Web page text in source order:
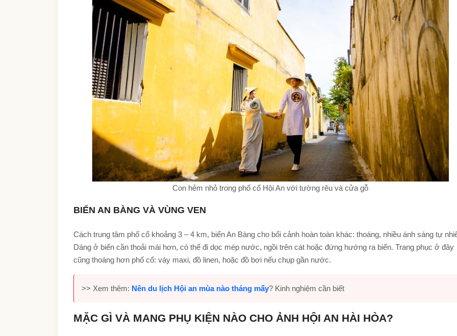
Con hẻm nhỏ trong phố cổ Hội An với tường rêu và cửa gỗ
BIỂN AN BÀNG VÀ VÙNG VEN
Cách trung tâm phố cổ khoảng 3 – 4 km, biển An Bàng cho bối cảnh hoàn toàn khác: thoáng, nhiều ánh sáng tự
Dáng ở biển cần thoải mái hơn, có thể đi dọc mép nước, ngồi trên cát hoặc đứng hướng ra biển. Trang phục ở đây
cũng thoáng hơn phố cổ: váy maxi, đồ linen, hoặc đồ bơi nếu chụp gần nước.
>> Xem thêm: Nên du lịch Hội an mùa nào tháng mấy? Kinh nghiệm cần biết
MẶC GÌ VÀ MANG PHỤ KIỆN NÀO CHO ẢNH HỘI AN HÀI HÒA?